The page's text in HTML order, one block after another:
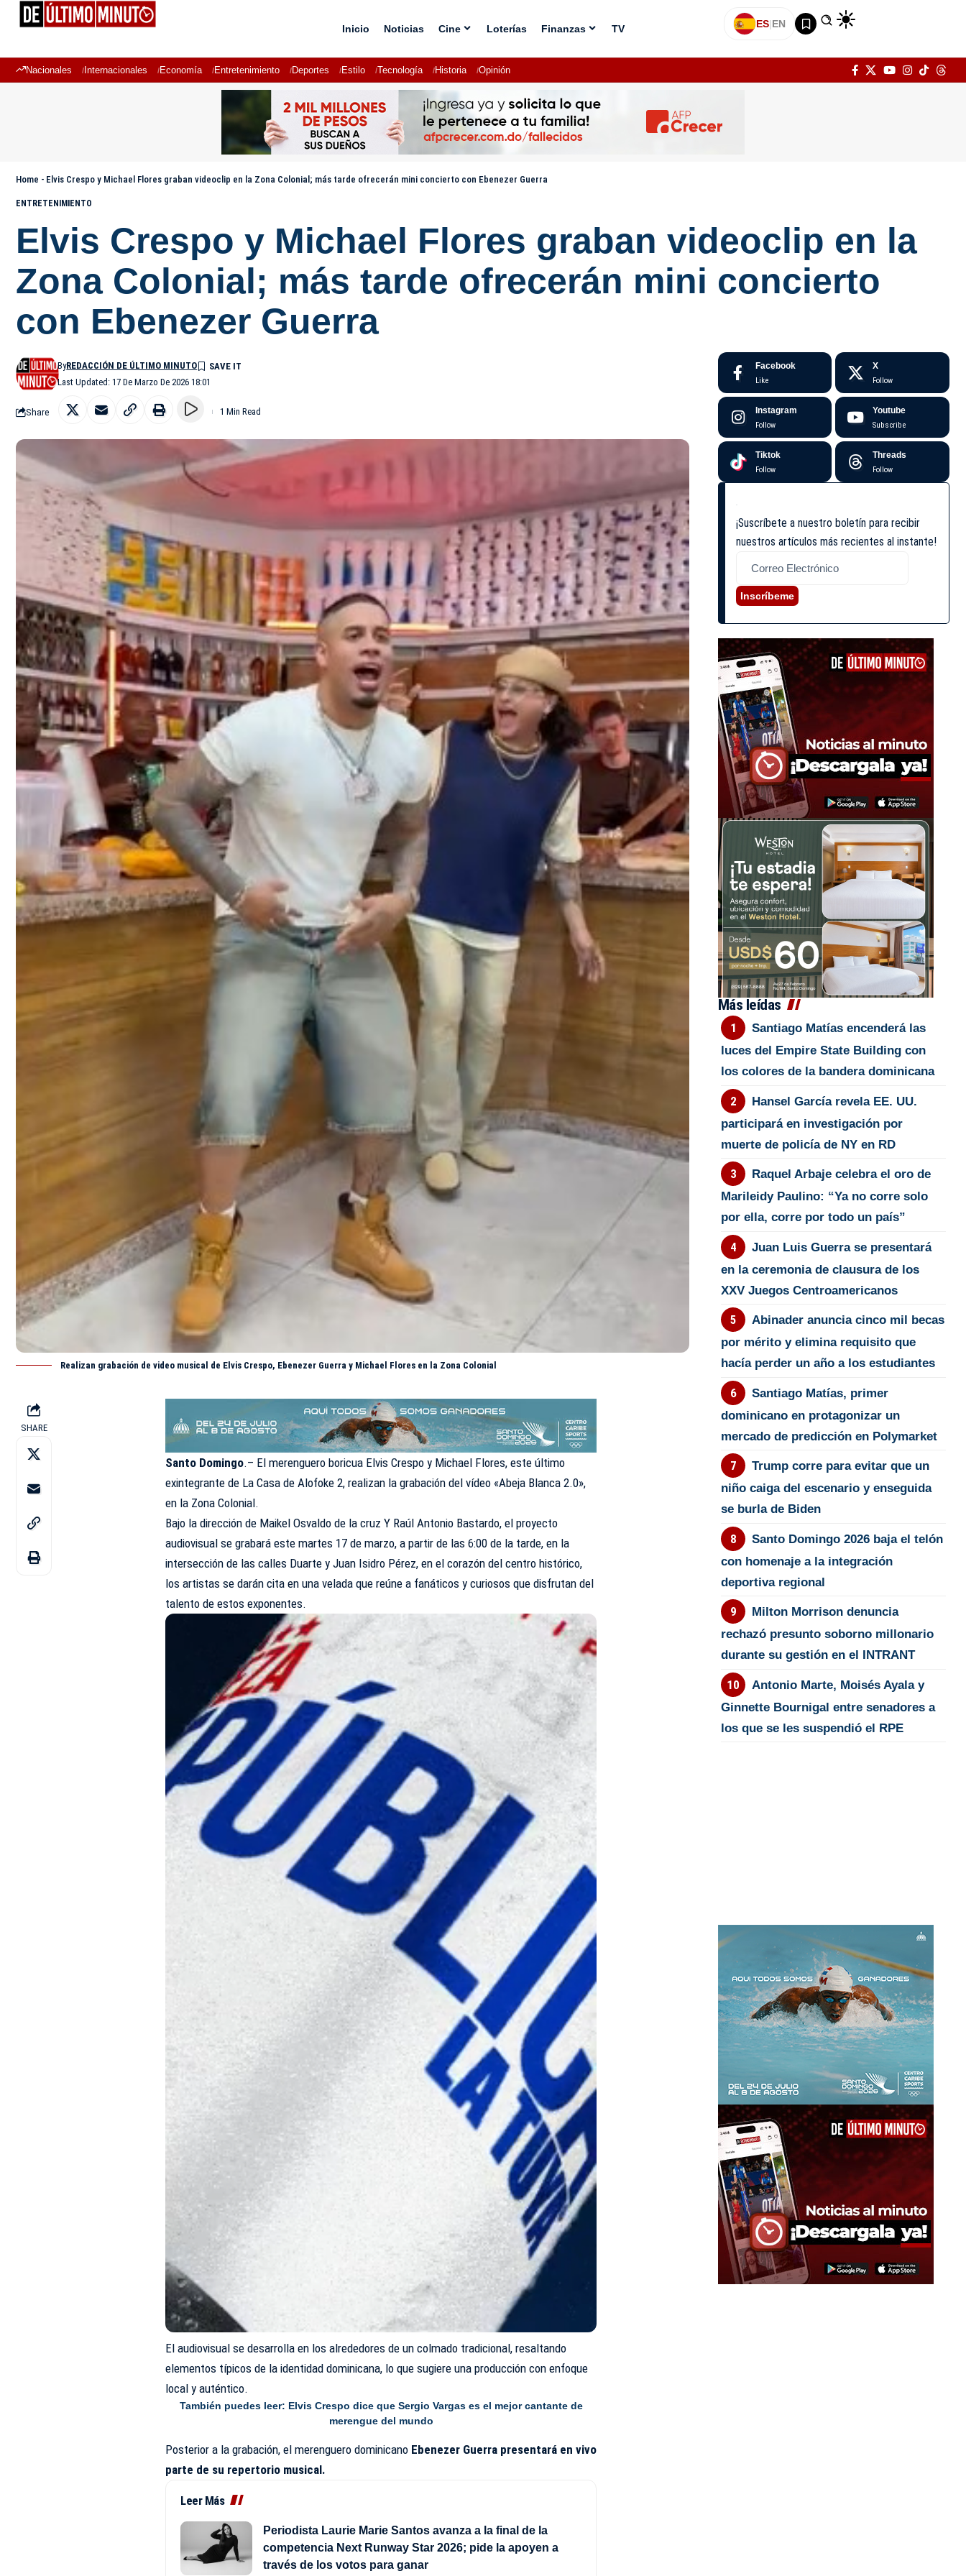
Inicio Noticias Cine Loterías Finanzas TV ES|EN
Nacionales Internacionales Economía Entretenimiento Deportes Estilo Tecnología Historia Opinión
Home - Elvis Crespo y Michael Flores graban videoclip en la Zona Colonial; más tarde ofrecerán mini concierto con Ebenezer Guerra
ENTRETENIMIENTO
Elvis Crespo y Michael Flores graban videoclip en la
Zona Colonial; más tarde ofrecerán mini concierto
con Ebenezer Guerra
Last Updated: 17 De Marzo De 2026 18:01
ByREDACCIÓN DE ÚLTIMO MINUTO
Share 1 Min Read
Realizan grabación de video musical de Elvis Crespo, Ebenezer Guerra y Michael Flores en la Zona Colonial
SHARE
Santo Domingo.– El merenguero boricua Elvis Crespo y Michael Flores, este último
exintegrante de La Casa de Alofoke 2, realizan la grabación del vídeo «Abeja Blanca 2.0»,
en la Zona Colonial.
Bajo la dirección de Maikel Osvaldo de la cruz Y Raúl Antonio Bastardo, el proyecto
audiovisual se grabará este martes 17 de marzo, a partir de las 6:00 de la tarde, en la
intersección de las calles Duarte y Juan Isidro Pérez, en el corazón del centro histórico,
los artistas se darán cita en una velada que reúne a fanáticos y curiosos que disfrutan del
talento de estos exponentes.
El audiovisual se desarrolla en los alrededores de un colmado tradicional, resaltando
elementos típicos de la identidad dominicana, lo que sugiere una producción con enfoque
localy auténtico.
También puedes leer: Elvis Crespo dice que Sergio Vargas es el mejor cantante de
merengue del mundo
Posterior a la grabación, el merenguero dominicano Ebenezer Guerra presentará en vivo
parte de su repertorio musical.
Leer Más
Periodista Laurie Marie Santos avanza a la final de la
competencia Next Runway Star 2026; pide la apoyen a
través de los votos para ganar
Facebook
Like
X
Follow
Instagram
Follow
Youtube
Subscribe
Tiktok
Follow
Threads
Follow
¡Suscríbete a nuestro boletín para recibir
nuestros artículos más recientes al instante!
Inscríbeme
Más leídas
Santiago Matías encenderá las
luces del Empire State Building con
los colores de la bandera dominicana
Hansel García revela EE. UU.
participará en investigación por
muerte de policía de NY en RD
Raquel Arbaje celebra el oro de
Marileidy Paulino: “Ya no corre solo
por ella, corre por todo un país”
Juan Luis Guerra se presentará
en la ceremonia de clausura de los
XXV Juegos Centroamericanos
Abinader anuncia cinco mil becas
por mérito y elimina requisito que
hacía perder un año a los estudiantes
Santiago Matías, primer
dominicano en protagonizar un
mercado de predicción en Polymarket
Trump corre para evitar que un
niño caiga del escenario y enseguida
se burla de Biden
Santo Domingo 2026 baja el telón
con homenaje a la integración
deportiva regional
Milton Morrison denuncia
rechazó presunto soborno millonario
durante su gestión en el INTRANT
Antonio Marte, Moisés Ayala y
Ginnette Bournigal entre senadores a
los que se les suspendió el RPE